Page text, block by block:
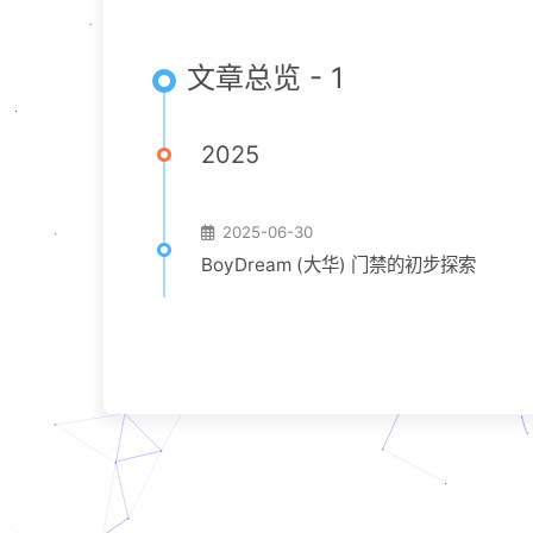
文章总览 - 1
2025
2025-06-30
BoyDream (大华) 门禁的初步探索